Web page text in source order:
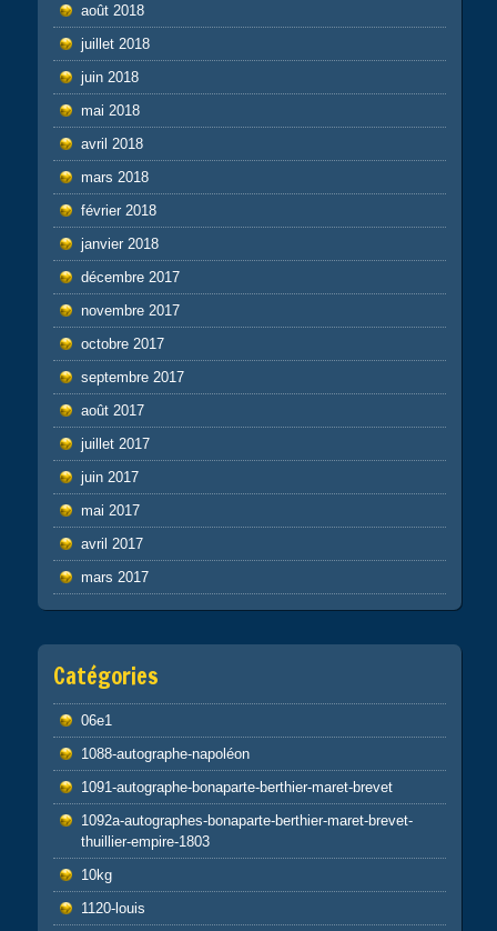
août 2018
juillet 2018
juin 2018
mai 2018
avril 2018
mars 2018
février 2018
janvier 2018
décembre 2017
novembre 2017
octobre 2017
septembre 2017
août 2017
juillet 2017
juin 2017
mai 2017
avril 2017
mars 2017
Catégories
06e1
1088-autographe-napoléon
1091-autographe-bonaparte-berthier-maret-brevet
1092a-autographes-bonaparte-berthier-maret-brevet-
thuillier-empire-1803
10kg
1120-louis